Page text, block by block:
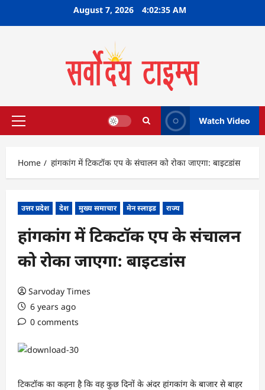
August 7, 2026 4:02:36 AM
Primary
Watch Video
Home हांगकांग में टिकटॉक एप के संचालन को रोका जाएगा: बाइटडांस
उत्तर प्रदेश देश मुख्य समाचार मेन स्लाइड राज्य
हांगकांग में टिकटॉक एप के संचालन
को रोका जाएगा: बाइटडांस
Sarvoday Times
6 years ago
0 comments
टिकटॉक का कहना है कि वह कुछ दिनों के अंदर हांगकांग के बाजार से बाहर